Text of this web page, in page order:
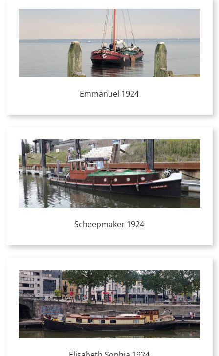
Emmanuel 1924
Scheepmaker 1924